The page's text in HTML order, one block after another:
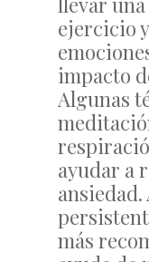
ejercicio
impacto
Algunas
ayudar a
más